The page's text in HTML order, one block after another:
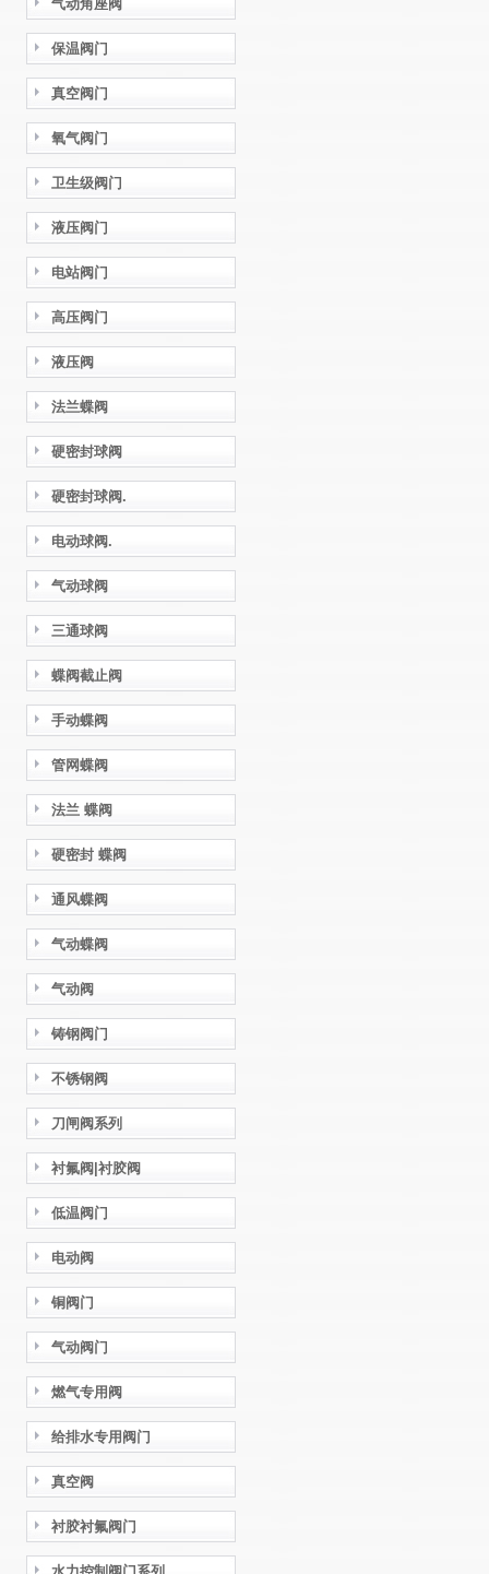
气动角座阀
保温阀门
真空阀门
氧气阀门
卫生级阀门
液压阀门
电站阀门
高压阀门
液压阀
法兰蝶阀
硬密封球阀
硬密封球阀.
电动球阀.
气动球阀
三通球阀
蝶阀截止阀
手动蝶阀
管网蝶阀
法兰 蝶阀
硬密封 蝶阀
通风蝶阀
气动蝶阀
气动阀
铸钢阀门
不锈钢阀
刀闸阀系列
衬氟阀|衬胶阀
低温阀门
电动阀
铜阀门
气动阀门
燃气专用阀
给排水专用阀门
真空阀
衬胶衬氟阀门